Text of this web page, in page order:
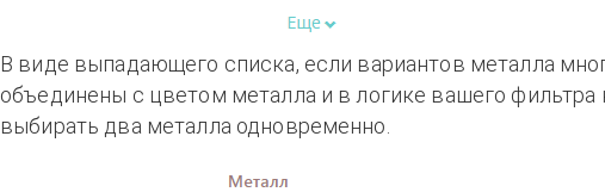
В виде выпадающего списка, если вариантов металла
объединены с цветом металла и в логике вашего фильтра
выбирать два металла одновременно.